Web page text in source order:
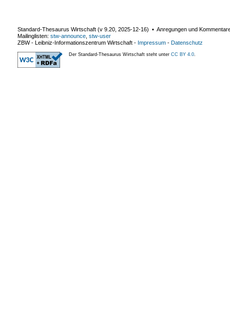
Standard-Thesaurus Wirtschaft (v 9.20 2025-12-16) ▪ Anregungen und
Mailinglisten: stw-announce stw-user
ZBW - Leibniz-Informationszentrum Wirtschaft - Impressum - Datenschutz
Der Standard-Thesaurus Wirtschaft steht unter CC BY 4.0